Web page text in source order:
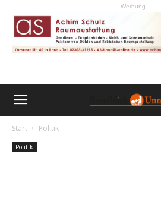
- Werbung -
Start Politik
Politik